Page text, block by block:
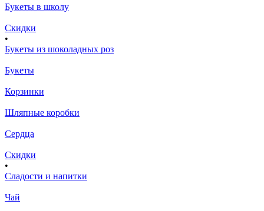
Букеты в школу
Скидки
•
Букеты из шоколадных роз
Букеты
Корзинки
Шляпные коробки
Сердца
Скидки
•
Сладости и напитки
Чай